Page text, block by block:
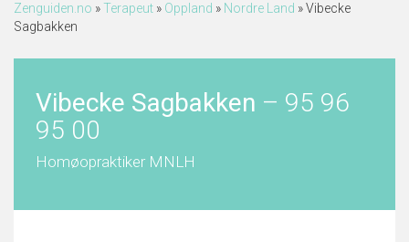
Zenguiden.no »Terapeut » Oppland » Nordre Land »Vibecke
Sagbakken
Vibecke Sagbakken – 95 96
95 00
Homøopraktiker MNLH